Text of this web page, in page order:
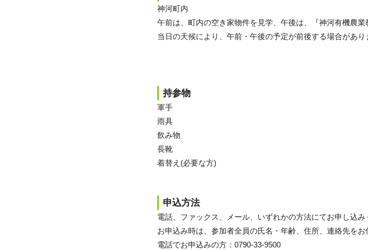
神河町内
午前は、町内の空き家物件を見学、午後は、『神河有機農業
当日の天候により、午前・午後の予定が前後する場合があり
持参物
軍手
雨具
飲み物
長靴
着替え(必要な方)
申込方法
電話、ファックス、メール、いずれかの方法にてお申し込み
お申込み時は、参加者全員の氏名・年齢、住所、連絡先をお
電話でお申込みの方：0790-33-9500